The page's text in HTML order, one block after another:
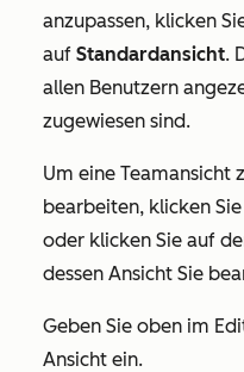
anzupassen, klicken
auf Standardansicht.
allen Benutzern
zugewiesen sind.
Um eine Teamansicht
bearbeiten, klicken
oder klicken Sie auf
dessen Ansicht Sie
Geben Sie oben im
Ansicht ein.